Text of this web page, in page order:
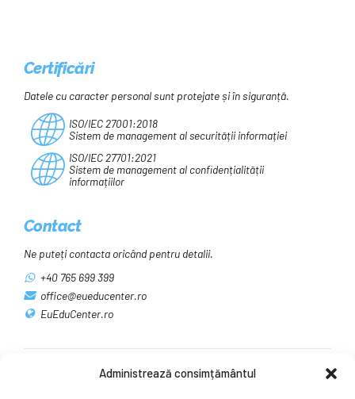
Administrează consimțământul
Certificări
Datele cu caracter personal sunt protejate și în siguranță.
ISO/IEC 27001:2018
Sistem de management al securității informației
ISO/IEC 27701:2021
Sistem de management al confidențialității
informațiilor
Contact
Ne puteți contacta oricând pentru detalii.
+40 765 699 399
office@eueducenter.ro
EuEduCenter.ro